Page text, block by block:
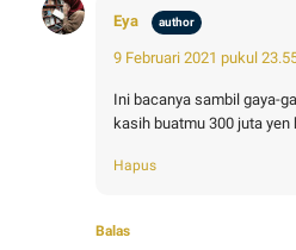
Eya
9 Februari 2021 pukul
Ini bacanya sambil gaya-
kasih buatmu 300 juta yen
Hapus
Balas